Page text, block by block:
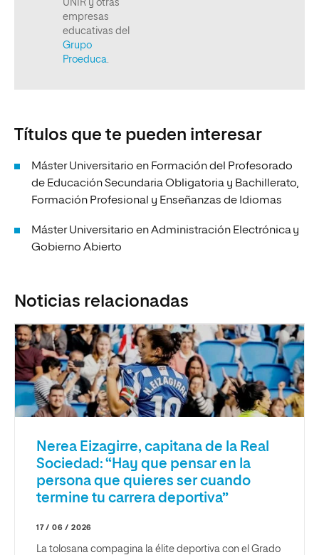
Títulos que te pueden interesar
Máster Universitario en Formación del Profesorado
de Educación Secundaria Obligatoria y Bachillerato,
Formación Profesional y Enseñanzas de Idiomas
Máster Universitario en Administración Electrónica y
Gobierno Abierto
Noticias relacionadas
Nerea Eizagirre, capitana de la Real
Sociedad: “Hay que pensar en la
persona que quieres ser cuando
termine tu carrera deportiva”
17 / 06 / 2026
La tolosana compagina la élite deportiva con el Grado